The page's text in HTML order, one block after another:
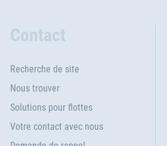
Contact
Recherche de site
Nous trouver
Solutions pour flottes
Votre contact avec nous